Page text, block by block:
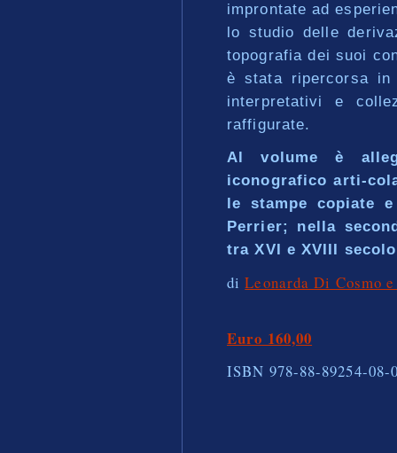
improntate ad
lo studio delle
topografia dei suoi
è stata ripercorsa in
interpretativi e
raffigurate.
Al volume è
iconografico arti-
le stampe copiate
Perrier; nella
tra XVI e XVIII
diLeonarda Di Cosmo
Euro 160,00
ISBN 978-88-89254-